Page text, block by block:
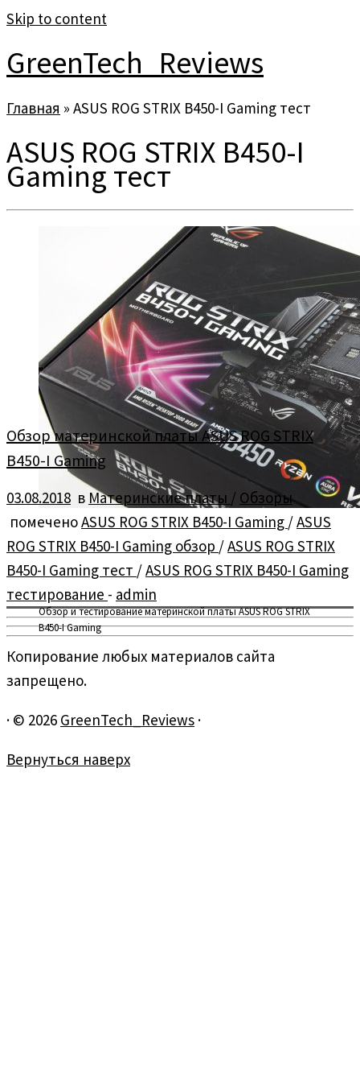
Skip to content
GreenTech_Reviews
Главная » ASUS ROG STRIX B450-I Gaming тест
ASUS ROG STRIX B450-I
Gaming тест
Обзор и тестирование материнской платы ASUS ROG STRIX
B450-I Gaming
Обзор материнской платы ASUS ROG STRIX
B450-I Gaming
03.08.2018 в Материнские платы / Обзоры
помеченоASUS ROG STRIX B450-I Gaming /ASUS
ROG STRIX B450-I Gaming обзор /ASUS ROG STRIX
B450-I Gaming тест /ASUS ROG STRIX B450-I Gaming
тестирование - admin
Копирование любых материалов сайта
запрещено.
· © 2026 GreenTech_Reviews ·
Вернуться наверх